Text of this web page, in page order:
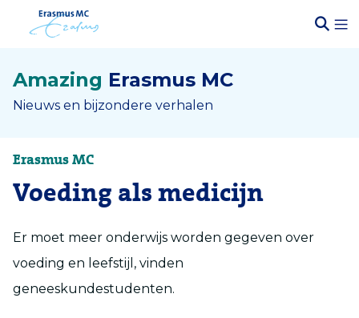
Amazing Erasmus MC
Nieuws en bijzondere verhalen
Erasmus MC
Voeding als medicijn
Er moet meer onderwijs worden gegeven over
voeding en leefstijl, vinden
geneeskundestudenten.